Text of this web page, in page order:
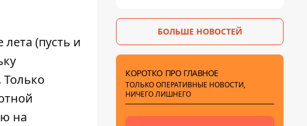
(пусть и
Только
на
ракет
БОЛЬШЕ НОВОСТЕЙ
КОРОТКО ПРО ГЛАВНОЕ
ТОЛЬКО ОПЕРАТИВНЫЕ НОВОСТИ,
НИЧЕГО ЛИШНЕГО